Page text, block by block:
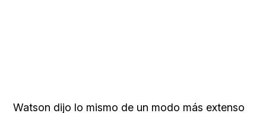
Watson dijo lo mismo de un modo más extenso